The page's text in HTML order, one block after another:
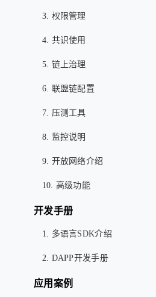
3. 权限管理
4. 共识使用
5. 链上治理
6. 联盟链配置
7. 压测工具
8. 监控说明
9. 开放网络介绍
10. 高级功能
开发手册
1. 多语言SDK介绍
2. DAPP开发手册
应用案例